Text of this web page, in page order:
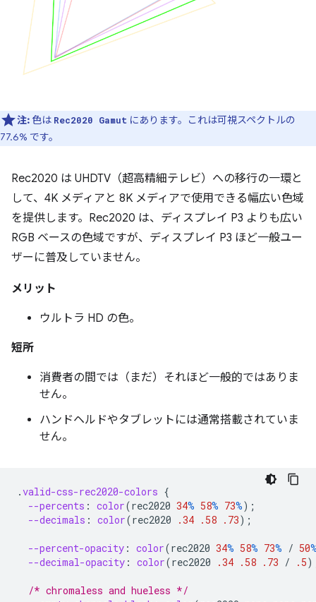
注: 色は Rec2020 Gamut にあります。これは可視スペクトルの
77.6% です。
Rec2020 は UHDTV（超高精細テレビ）への移行の一環と
して、4K メディアと 8K メディアで使用できる幅広い色域
を提供します。Rec2020 は、ディスプレイ P3 よりも広い
RGB ベースの色域ですが、ディスプレイ P3 ほど一般ユー
ザーに普及していません。
メリット
ウルトラ HD の色。
短所
消費者の間では（まだ）それほど一般的ではありま
せん。
ハンドヘルドやタブレットには通常搭載されていま
せん。
.valid-css-rec2020-colors {
--percents : color(rec2020 34% 58% 73%);
--decimals : color(rec2020 .34 .58 .73);
--percent-opacity : color(rec2020 34% 58% 73% / 50
--decimal-opacity : color(rec2020 .34 .58 .73 / .5
/* chromaless and hueless */